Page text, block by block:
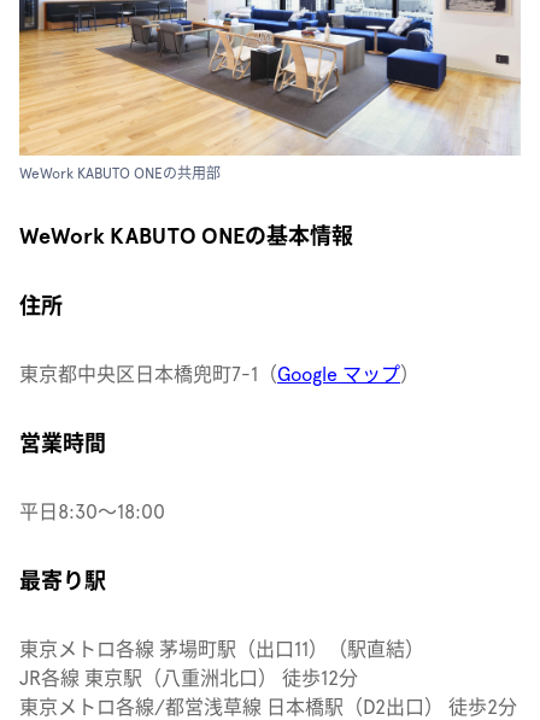
WeWork KABUTO ONEの共用部
WeWork KABUTO ONEの基本情報
住所
東京都中央区日本橋兜町7-1（Google マップ）
営業時間
平日8:30〜18:00
最寄り駅
東京メトロ各線 茅場町駅（出口11）（駅直結）
JR各線 東京駅（八重洲北口） 徒歩12分
東京メトロ各線/都営浅草線 日本橋駅（D2出口） 徒歩2分